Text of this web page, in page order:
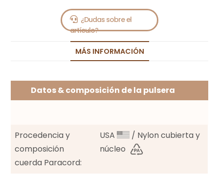
MÁS INFORMACIÓN
Datos & composición de la pulsera
Procedencia y
composición
cuerda Paracord:
USA
/ Nylon cubierta y
núcleo